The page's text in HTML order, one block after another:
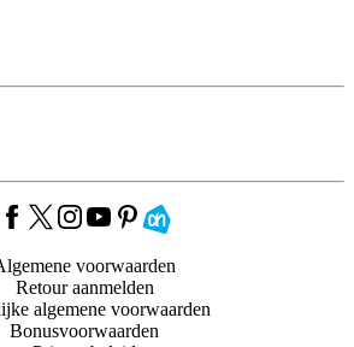
voorwaarden
Retour aanmelden
algemene voorwaarden
Bonusvoorwaarden